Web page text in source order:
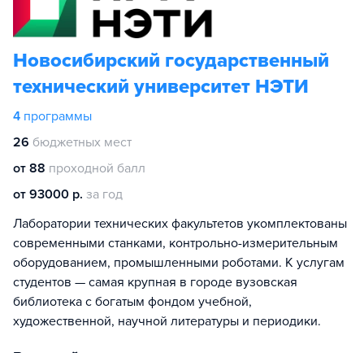
Новосибирский государственный
технический университет НЭТИ
4 программы
26 бюджетных мест
от 88 проходной балл
от 93000 р. за год
Лаборатории технических факультетов укомплектованы
современными станками, контрольно-измерительным
оборудованием, промышленными роботами. К услугам
студентов — самая крупная в городе вузовская
библиотека с богатым фондом учебной,
художественной, научной литературы и периодики.